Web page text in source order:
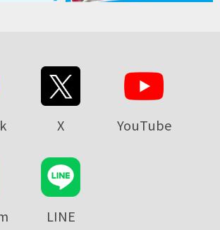
X YouTube
LINE